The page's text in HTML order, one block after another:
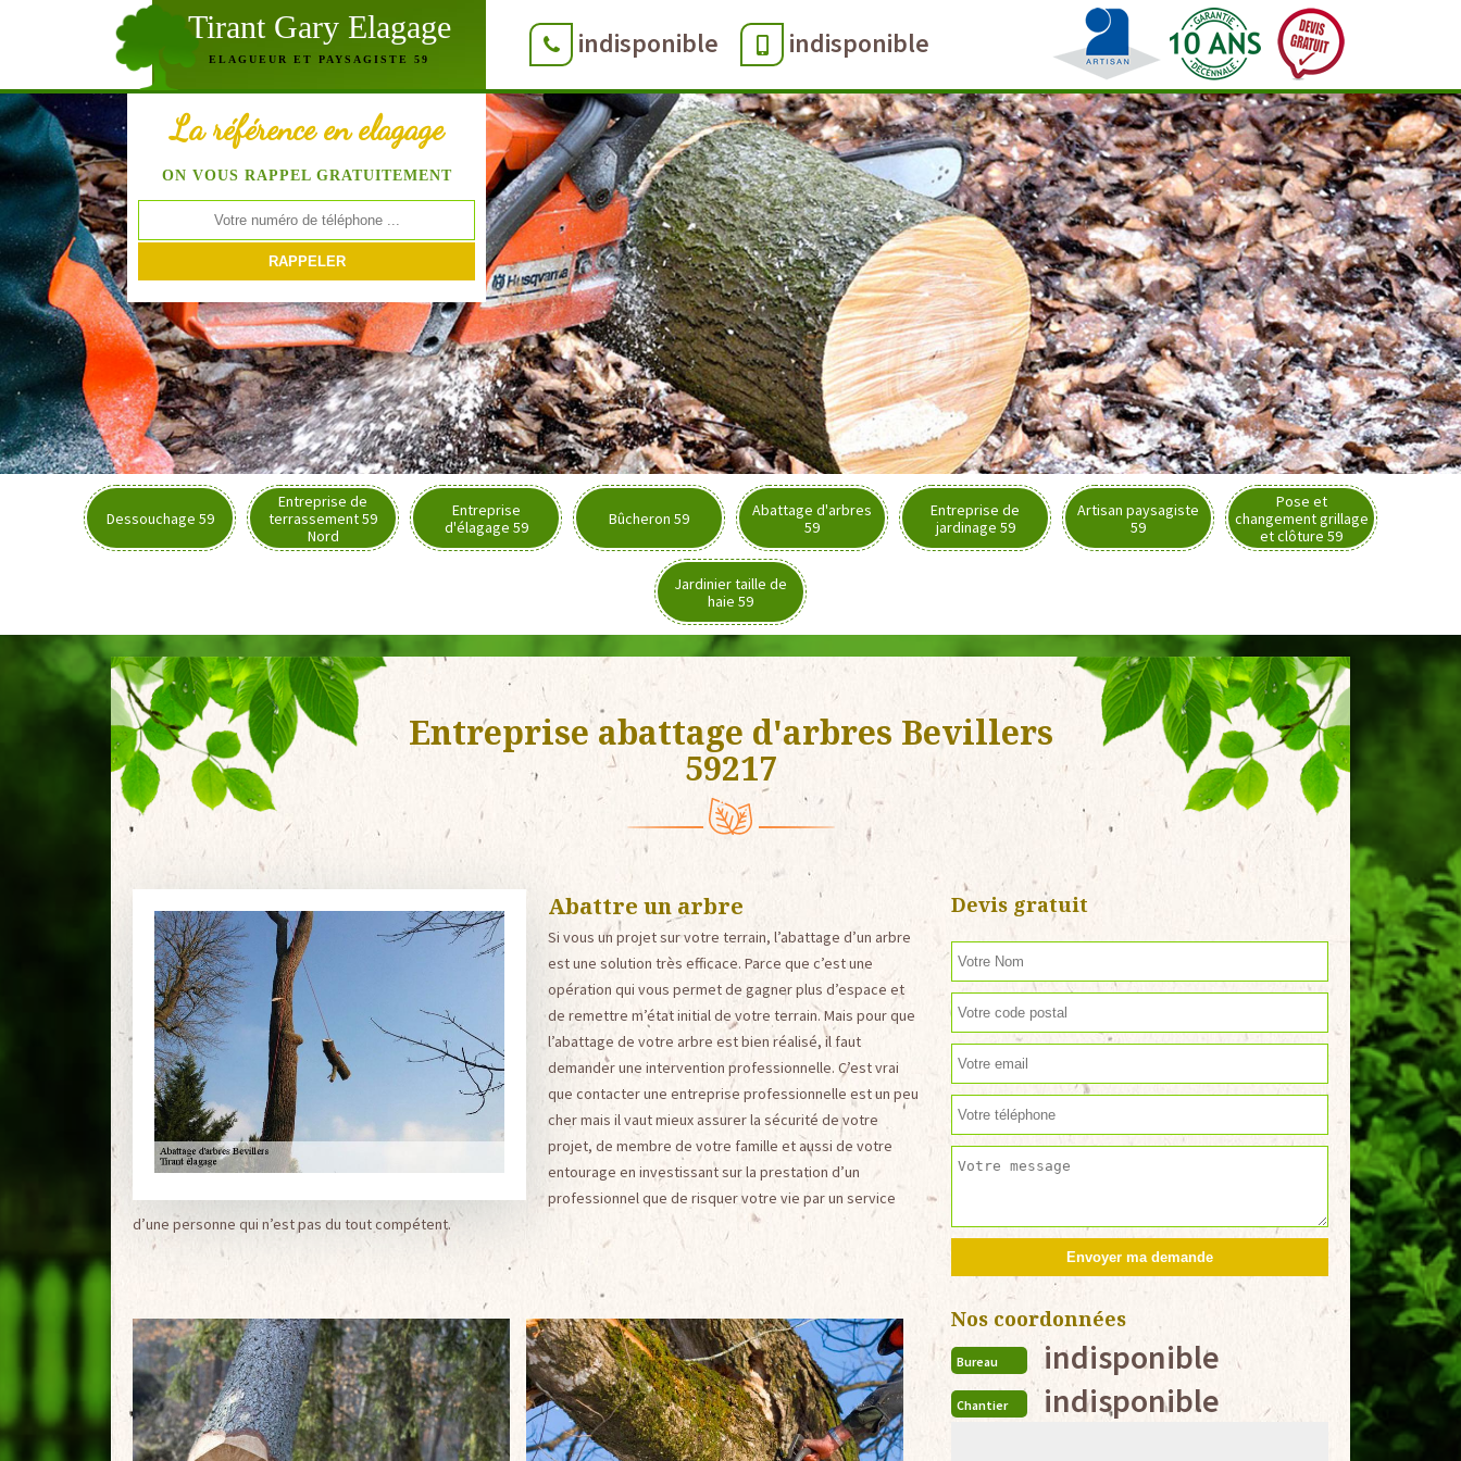
Tirant Gary Elagage
ELAGUEUR ET PAYSAGISTE 59 indisponible indisponible
La référence en elagage
ON VOUS RAPPEL GRATUITEMENT
Dessouchage 59
Entreprise de
terrassement 59
Nord
Entreprise
d'élagage 59
Bûcheron 59
Abattage d'arbres
59
Entreprise de
jardinage 59
Artisan paysagiste
59
Pose et
changement grillage
et clôture 59
Jardinier taille de
haie 59
Entreprise abattage d'arbres Bevillers
59217
Abattre un arbre
Si vous un projet sur votre terrain, l’abattage d’un arbre
est une solution très efficace. Parce que c’est une
opération qui vous permet de gagner plus d’espace et
de remettre m’état initial de votre terrain. Mais pour que
l’abattage de votre arbre est bien réalisé, il faut
demander une intervention professionnelle. C’est vrai
que contacter une entreprise professionnelle est un peu
cher mais il vaut mieux assurer la sécurité de votre
projet, de membre de votre famille et aussi de votre
entourage en investissant sur la prestation d’un
professionnel que de risquer votre vie par un service
d’une personne qui n’est pas du tout compétent.
Devis gratuit
Nos coordonnées
Bureau indisponible
Chantier indisponible